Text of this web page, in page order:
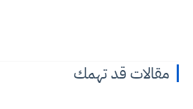
مقالات قد تهمك